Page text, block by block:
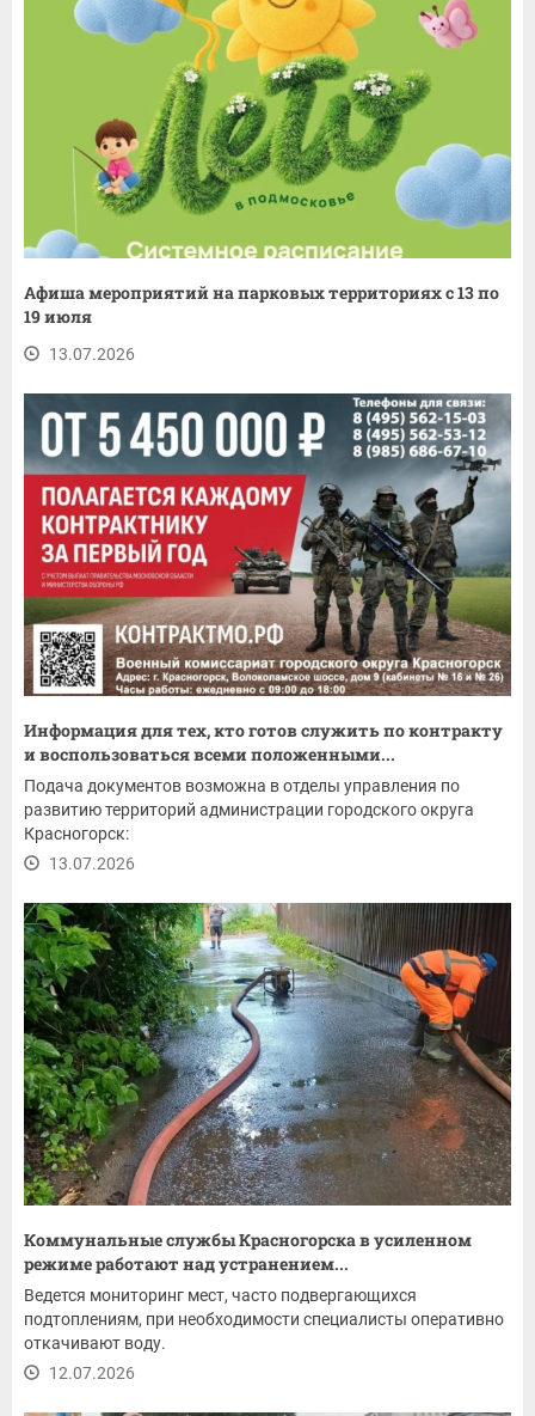
Афиша мероприятий на парковых территориях с 13 по
19 июля
13.07.2026
Информация для тех, кто готов служить по контракту
и воспользоваться всеми положенными...
Подача документов возможна в отделы управления по
развитию территорий администрации городского округа
Красногорск:
13.07.2026
Коммунальные службы Красногорска в усиленном
режиме работают над устранением...
Ведется мониторинг мест, часто подвергающихся
подтоплениям, при необходимости специалисты оперативно
откачивают воду.
12.07.2026